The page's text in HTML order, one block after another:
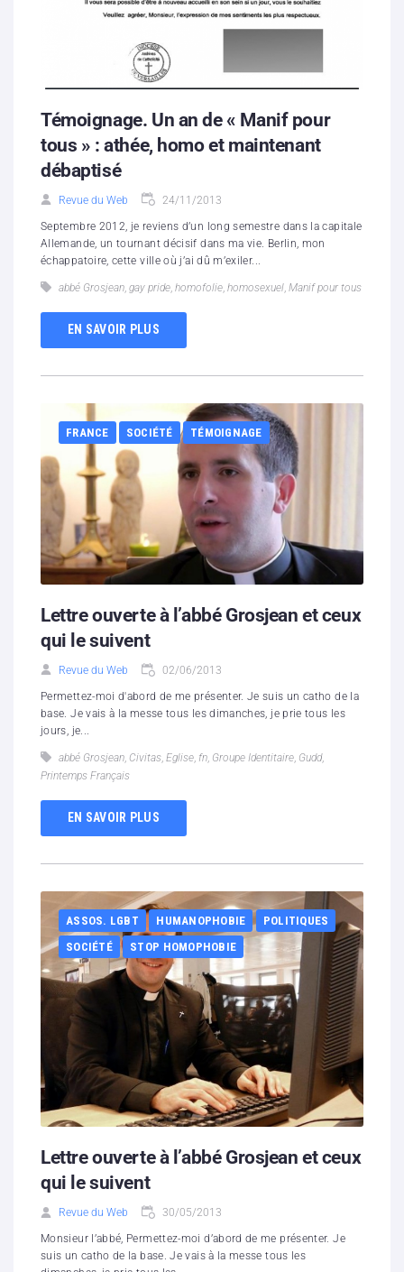
Témoignage. Un an de « Manif pour
tous » : athée, homo et maintenant
débaptisé
Revue du Web 24/11/2013
Septembre 2012, je reviens d’un long semestre dans la capitale
Allemande, un tournant décisif dans ma vie. Berlin, mon
échappatoire, cette ville où j’ai dû m’exiler...
abbé Grosjean gay pride homofolie homosexuel Manif pour tous
EN SAVOIR PLUS
FRANCE SOCIÉTÉ TÉMOIGNAGE
Lettre ouverte à l’abbé Grosjean et ceux
qui le suivent
Revue du Web 02/06/2013
Permettez-moi d'abord de me présenter. Je suis un catho de la
base. Je vais à la messe tous les dimanches, je prie tous les
jours, je...
abbé Grosjean, Civitas, Eglise, fn, Groupe Identitaire, Gudd,
Printemps Français
EN SAVOIR PLUS
ASSOS. LGBT HUMANOPHOBIE
POLITIQUES
SOCIÉTÉ
STOP HOMOPHOBIE
Lettre ouverte à l’abbé Grosjean et ceux
qui le suivent
Revue du Web 30/05/2013
Monsieur l’abbé, Permettez-moi d’abord de me présenter. Je
suis un catho de la base. Je vais à la messe tous les